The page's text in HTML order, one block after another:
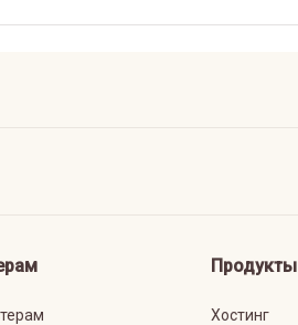
Продукты
Хостинг